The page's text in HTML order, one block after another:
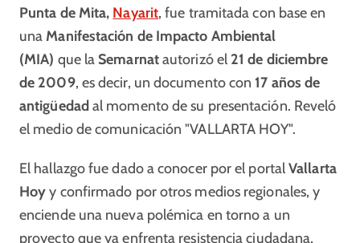
Punta de Mita, Nayarit, fue tramitada con base en
unaManifestación de Impacto Ambiental
(MIA) que la Semarnatautorizó el 21 de diciembre
de 2009, es decir, un documento con 17 años de
antigüedad al momento de su presentación. Reveló
el medio de comunicación "VALLARTA HOY".
El hallazgo fue dado a conocer por el portalVallarta
Hoyy confirmado por otros medios regionales, y
enciende una nueva polémica en torno a un
proyecto que ya enfrenta resistencia ciudadana,